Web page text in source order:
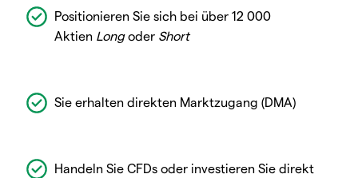
Positionieren Sie sich bei über 12 000
Aktien Longoder Short
Sie erhalten direkten Marktzugang (DMA)
Handeln Sie CFDs oder investieren Sie direkt